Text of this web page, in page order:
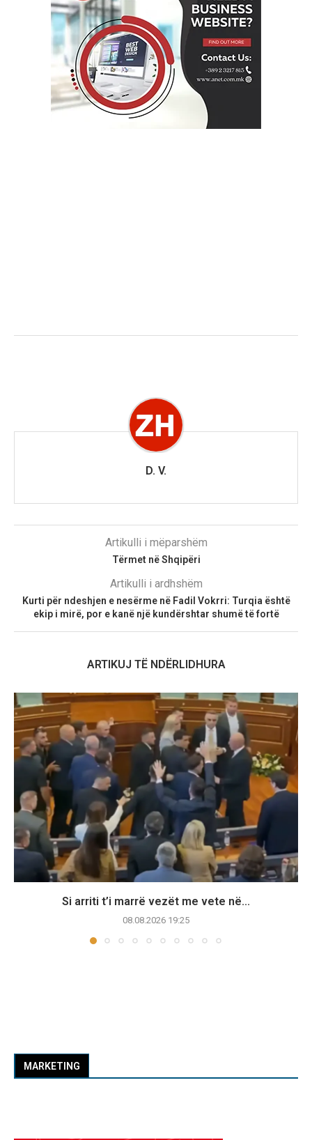
D. V.
Artikulli i mëparshëm
Tërmet në Shqipëri
Artikulli i ardhshëm
Kurti për ndeshjen e nesërme në Fadil Vokrri: Turqia është
ekip i mirë, por e kanë një kundërshtar shumë të fortë
ARTIKUJ TË NDËRLIDHURA
Si arriti t’i marrë vezët me vete në...
08.08.2026 19:25
MARKETING